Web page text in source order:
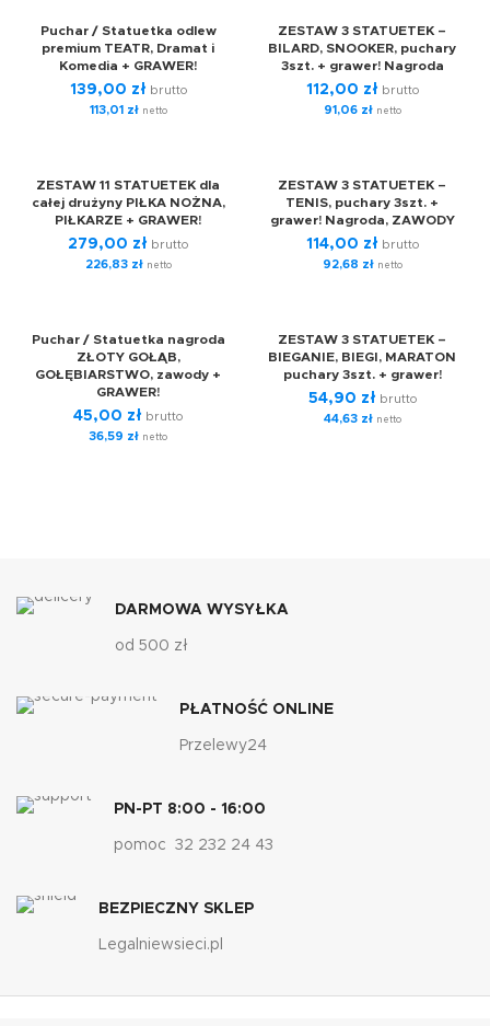
Puchar / Statuetka odlew
premium TEATR, Dramat i
Komedia + GRAWER!
139,00 zł brutto
113,01 złnetto
ZESTAW 3 STATUETEK –
BILARD, SNOOKER, puchary
3szt. + grawer! Nagroda
112,00 zł brutto
91,06 złnetto
ZESTAW 11 STATUETEK dla
całej drużyny PIŁKA NOŻNA,
PIŁKARZE + GRAWER!
279,00 zł brutto
226,83 złnetto
ZESTAW 3 STATUETEK –
TENIS, puchary 3szt. +
grawer! Nagroda, ZAWODY
114,00 zł brutto
92,68 złnetto
Puchar / Statuetka nagroda
ZŁOTY GOŁĄB,
GOŁĘBIARSTWO, zawody +
GRAWER!
45,00 zł brutto
36,59 zł netto
ZESTAW 3 STATUETEK –
BIEGANIE, BIEGI, MARATON
puchary 3szt. + grawer!
54,90 zł brutto
44,63 złnetto
DARMOWA WYSYŁKA
od 500 zł
PŁATNOŚĆ ONLINE
Przelewy24
PN-PT 8:00 - 16:00
pomoc 32 232 24 43
BEZPIECZNY SKLEP
Legalniewsieci.pl